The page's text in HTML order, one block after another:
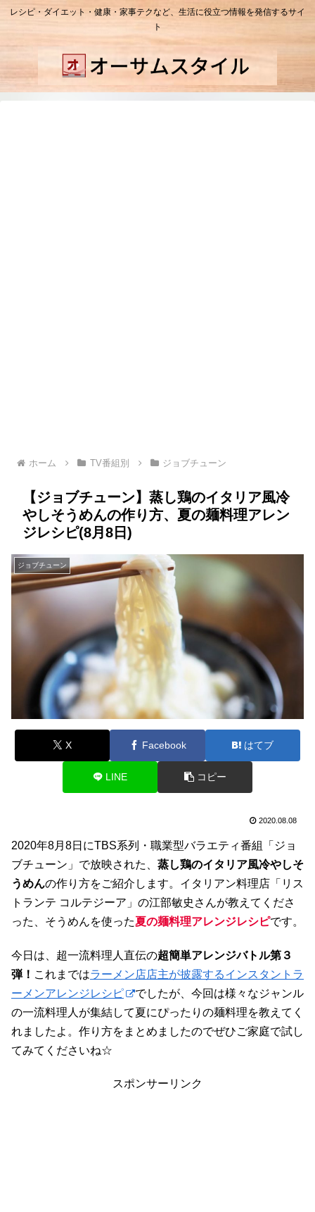
レシピ・ダイエット・健康・家事テクなど、生活に役立つ情報を発信するサイ
ト
ホーム TV番組別 ジョブチューン
【ジョブチューン】蒸し鶏のイタリア風冷
やしそうめんの作り方、夏の麺料理アレン
ジレシピ(8月8日)
ジョブチューン
X Facebook はてブ
LINE コピー
2020.08.08
2020年8月8日にTBS系列・職業型バラエティ番組「ジョ
ブチューン」で放映された、 蒸し鶏のイタリア風冷やしそ
うめんの作り方をご紹介します。イタリアン料理店「リス
トランテ コルテジーア」の江部敏史さんが教えてくださ
った、そうめんを使った夏の麺料理アレンジレシピです。
今日は、超一流料理人直伝の超簡単アレンジバトル第３
弾！ これまではラーメン店店主が披露するインスタントラ
ーメンアレンジレシピ
でしたが、今回は様々なジャンル
の一流料理人が集結して夏にぴったりの麺料理を教えてく
れましたよ。作り方をまとめましたのでぜひご家庭で試し
てみてくださいね☆
スポンサーリンク